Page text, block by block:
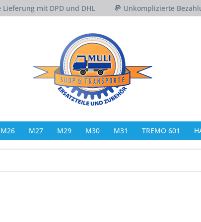
mit DPD und DHL Unkomplizierte
M26 M27 M29 M30 M31 TREMO 601